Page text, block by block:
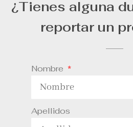
¿Tienes alguna
reportar un
Nombre
Apellidos